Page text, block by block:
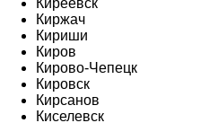
Киреевск
Киржач
Кириши
Киров
Кирово-Чепецк
Кировск
Кирсанов
Киселевск